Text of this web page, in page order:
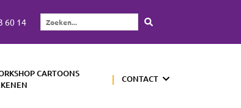
60 14
Zoeken...
CARTOONS
CONTACT